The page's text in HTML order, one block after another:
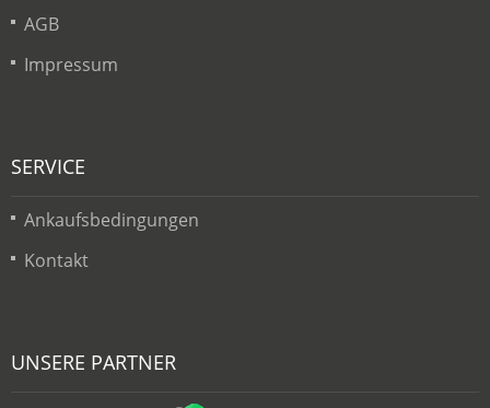
AGB
Impressum
SERVICE
Ankaufsbedingungen
Kontakt
UNSERE PARTNER